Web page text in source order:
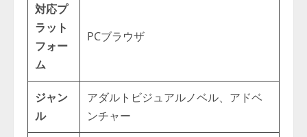
対応プ
ラット
フォー
ム
PCブラウザ
ジャン
ル
アダルトビジュアルノベル、アドベ
ンチャー